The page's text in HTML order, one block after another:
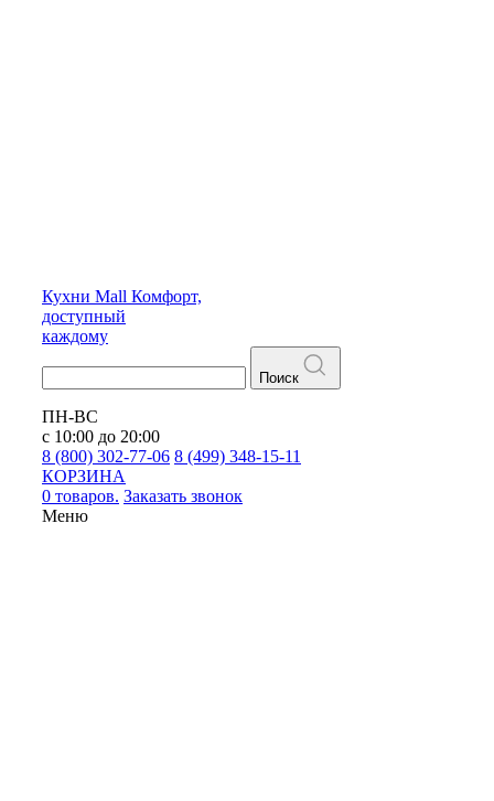
Кухни Mall Комфорт,
доступный
каждому
Поиск
ПН-ВС
с 10:00 до 20:00
8 (800) 302-77-06 8 (499) 348-15-11
КОРЗИНА
0 товаров. Заказать звонок
Меню